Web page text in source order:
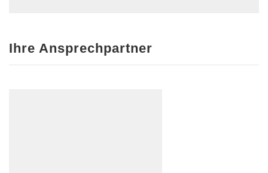
Ihre Ansprechpartner